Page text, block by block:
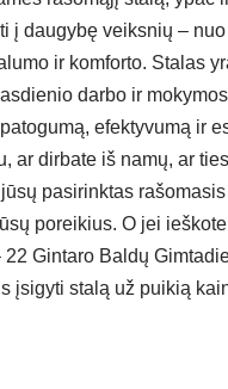
į daugybę veiksnių –
ir komforto. Stalas
darbo ir
efektyvumą ir
ar dirbate iš namų, ar
pasirinktas
poreikius. O jei
22 Gintaro Baldų
įsigyti stalą už puikią